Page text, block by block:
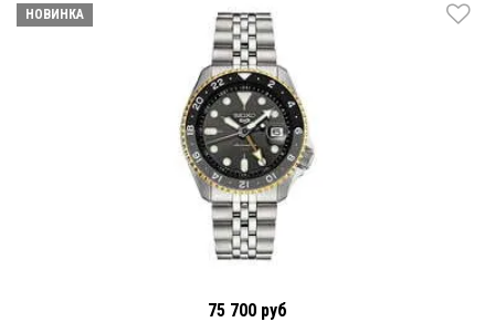
НОВИНКА
75 700 руб